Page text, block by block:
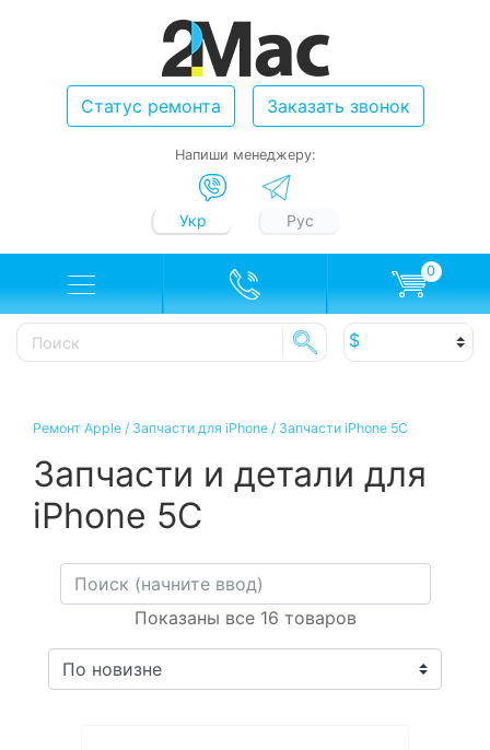
Статус ремонта Заказать звонок
Напиши менеджеру:
Укр Рус
0
Ремонт Apple / Запчасти для iPhone / Запчасти iPhone 5C
Запчасти и детали для
iPhone 5C
Показаны все 16 товаров